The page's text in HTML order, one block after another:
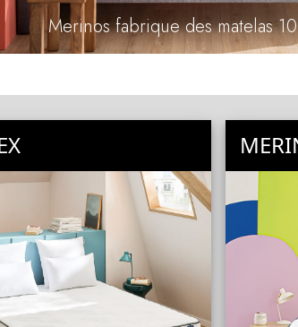
Merinos fabrique des matelas